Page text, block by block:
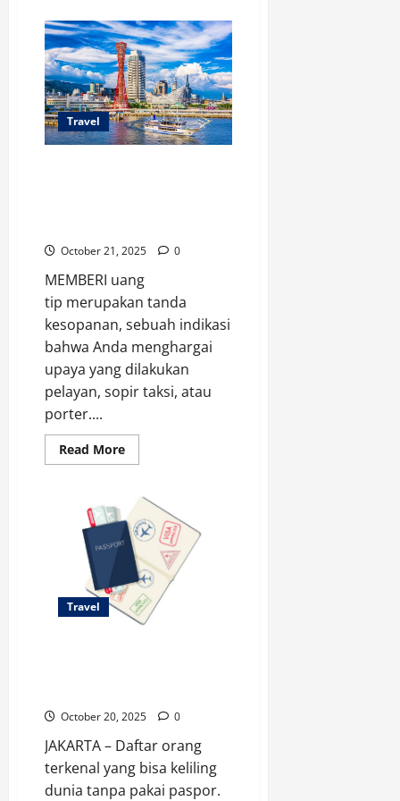
Risiko
yang
Mungkin
Dihadapi
saat
Traveling,
Kaum
Hawa
Wajib
Waspada
Travel
October 21, 2025 0
MEMBERI uang
tip merupakan tanda
kesopanan, sebuah indikasi
bahwa Anda menghargai
upaya yang dilakukan
pelayan, sopir taksi, atau
porter....
Read MoreRead
more
Dianggap
Menghina,
Jangan
Pernah
Beri
Uang
Tip
saat
Traveling
ke
9
Travel
October 20, 2025 0
JAKARTA – Daftar orang
terkenal yang bisa keliling
dunia tanpa pakai paspor.